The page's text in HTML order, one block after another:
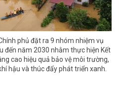
phủ đặt ra 9 nhóm nhiệm vụ
đến năm 2030 nhằm thực hiện Kết
cao hiệu quả bảo vệ môi trường,
hậu và thúc đẩy phát triển xanh.